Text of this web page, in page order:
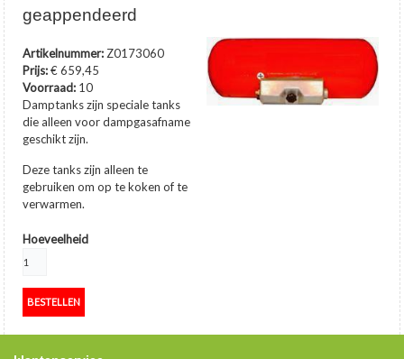
geappendeerd
Artikelnummer: Z0173060
Prijs: € 659,45
Voorraad: 10
Damptanks zijn speciale tanks
die alleen voor dampgasafname
geschikt zijn.
Deze tanks zijn alleen te
gebruiken om op te koken of te
verwarmen.
… toon meer
Hoeveelheid